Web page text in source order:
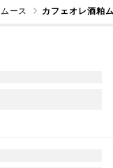
ムース カフェオレ酒粕